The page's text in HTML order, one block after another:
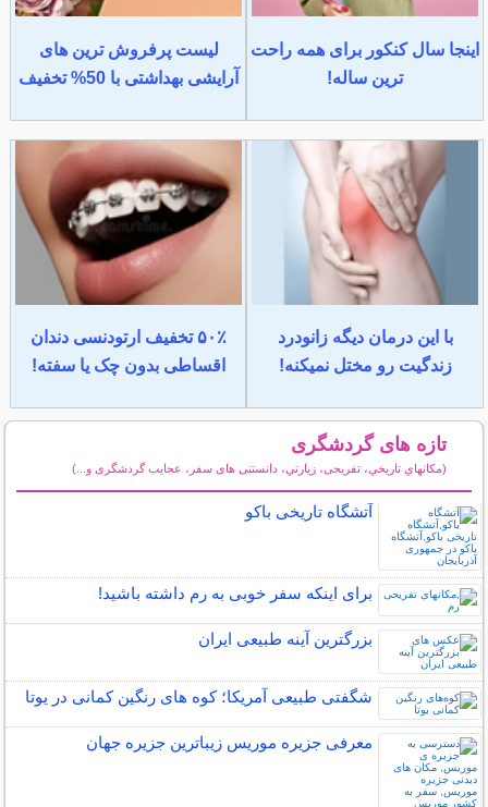
اینجا سال کنکور برای همه راحت
ترین ساله!
لیست پرفروش ترین های
آرایشی بهداشتی با 50% تخفیف
با این درمان دیگه زانودرد
زندگیت رو مختل نمیکنه!
۵۰٪ تخفیف ارتودنسی دندان
اقساطی بدون چک یا سفته!
تازه های گردشگری
(مكانهاي تاريخي، تفریحی، زيارتي، دانستنی های سفر، عجایب گردشگری و...)
آتشگاه تاریخی باکو
برای اینکه سفر خوبی به رم داشته باشید!
بزرگترین آینه طبیعی ایران
شگفتی طبیعی آمریکا؛ کوه های رنگین کمانی در یوتا
معرفی جزیره موریس زیباترین جزیره جهان